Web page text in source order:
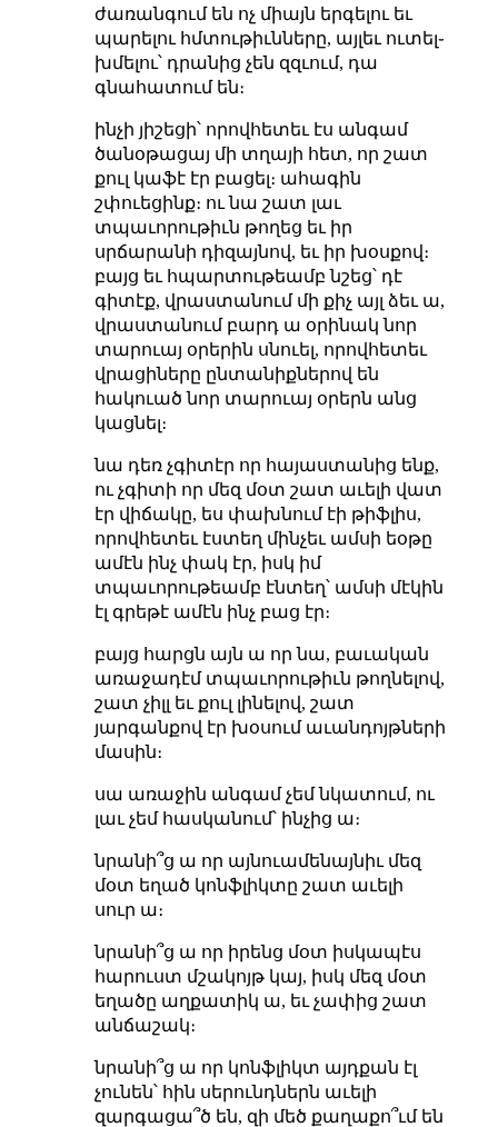
ժառանգում են ոչ միայն երգելու եւ
պարելու հմտութիւնները, այլեւ ուտել֊
խմելու՝ դրանից չեն զզւում, դա
գնահատում են։
ինչի յիշեցի՝ որովհետեւ էս անգամ
ծանօթացայ մի տղայի հետ, որ շատ
քուլ կաֆէ էր բացել։ ահագին
շփուեցինք։ ու նա շատ լաւ
տպաւորութիւն թողեց եւ իր
սրճարանի դիզայնով, եւ իր խօսքով։
բայց եւ հպարտութեամբ նշեց՝ դէ
գիտէք, վրաստանում մի քիչ այլ ձեւ ա,
վրաստանում բարդ ա օրինակ նոր
տարուայ օրերին սնուել, որովհետեւ
վրացիները ընտանիքներով են
հակուած նոր տարուայ օրերն անց
կացնել։
նա դեռ չգիտէր որ հայաստանից ենք,
ու չգիտի որ մեզ մօտ շատ աւելի վատ
էր վիճակը, ես փախնում էի թիֆլիս,
որովհետեւ էստեղ մինչեւ ամսի եօթը
ամէն ինչ փակ էր, իսկ իմ
տպաւորութեամբ էնտեղ՝ ամսի մէկին
էլ գրեթէ ամէն ինչ բաց էր։
բայց հարցն այն ա որ նա, բաւական
առաջադէմ տպաւորութիւն թողնելով,
շատ չիլլ եւ քուլ լինելով, շատ
յարգանքով էր խօսում աւանդոյթների
մասին։
սա առաջին անգամ չեմ նկատում, ու
լաւ չեմ հասկանում՝ ինչից ա։
նրանի՞ց ա որ այնուամենայնիւ մեզ
մօտ եղած կոնֆլիկտը շատ աւելի
սուր ա։
նրանի՞ց ա որ իրենց մօտ իսկապէս
հարուստ մշակոյթ կայ, իսկ մեզ մօտ
եղածը աղքատիկ ա, եւ չափից շատ
անճաշակ։
նրանի՞ց ա որ կոնֆլիկտ այդքան էլ
չունեն՝ հին սերունդներն աւելի
զարգացա՞ծ են, զի մեծ քաղաքո՞ւմ են